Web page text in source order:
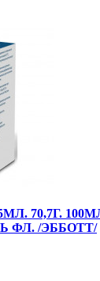
70,7Г.
ФЛ. /ЭББОТТ/